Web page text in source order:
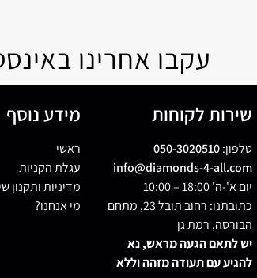
עקבו אחרינו
שירות לקוחות
טלפון:050-3020510
info@diamonds-4-all.com
יום א'-ה' 18:00 – 10:00
כתובתנו: רחוב תובל 23, מתחם
הבורסה, רמת גן
יש לתאם הגעה מראש, נא
להגיע עם תעודה מזהה וללא
מידע נוסף
ראשי
עגלת הקניות
מדיניות ותקנון
מי אנחנו?